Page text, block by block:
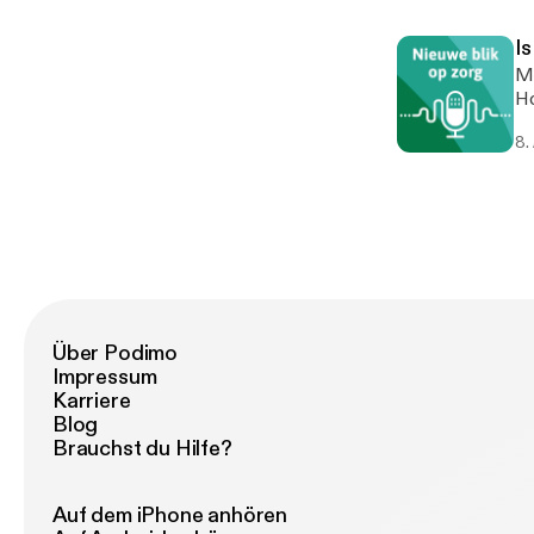
8.
Über Podimo
Impressum
Karriere
Blog
Brauchst du Hilfe?
Auf dem iPhone anhören